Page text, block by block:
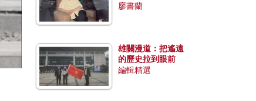
廖書蘭
雄關漫道：把遙遠
的歷史拉到眼前
編輯精選